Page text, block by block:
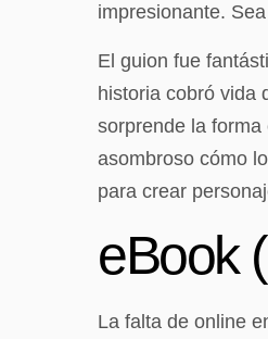
impresionante.
El guion fue
historia cobró vida
sorprende la
asombroso cómo
para crear
eBook
La falta de online